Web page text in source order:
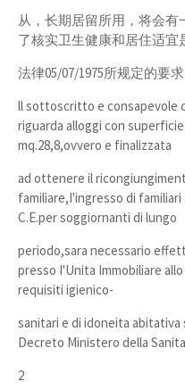
从，长期居留所用，将会
了核实卫生健康和居住适宜
法律05/07/1975所规定的要求
ll sottoscritto e consapevole
riguarda alloggi con
mq.28,8,ovvero e finalizzata
ad ottenere il
familiare,I'ingresso di
C.E.per soggiornanti di lungo
periodo,sara necessario
presso I'Unita Immobiliare
requisiti igienico-
sanitari e di idoneita
Decreto Ministero della
2